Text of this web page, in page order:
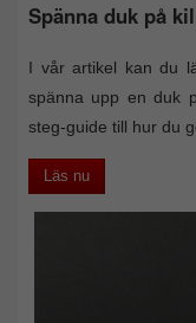
Spänna duk på
I vår artikel kan du
spänna upp en duk
steg-guide till hur du
Läs nu